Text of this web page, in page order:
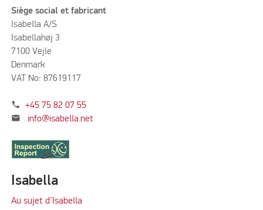
Siège social et fabricant
Isabella A/S
Isabellahøj 3
7100 Vejle
Denmark
VAT No: 87619117
phone +45 75 82 07 55
mail info@isabella.net
Isabella
Au sujet d’Isabella